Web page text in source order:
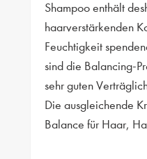
Shampoo enthält
haarverstärkenden
Feuchtigkeit
sind die Balancing-
sehr guten
Die ausgleichende
Balance für Haar,